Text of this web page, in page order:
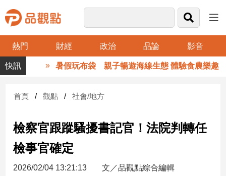
熱門 財經 政治 品論 影音
品
觀
財
台
財
新
暑假玩布袋 親子暢遊海線生態 體驗食農樂趣
首頁 觀點 社會/地方
檢察官跟蹤騷擾書記官！法院判轉任
檢事官確定
2026/02/04 13:21:13 文／品觀點綜合編輯